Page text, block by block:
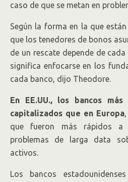
caso de que se metan en
Según la forma en la que
que los tenedores de bonos
de un rescate depende de
significa enfocarse en los
cada banco, dijo Theodore.
En EE.UU., los bancos
capitalizados que en Europa
que fueron más rápidos
problemas de larga data
activos.
Los bancos